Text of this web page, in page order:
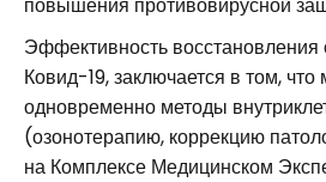
Эффективность восстановления
Ковид-19, заключается в том,
одновременно методы
(озонотерапию, коррекцию
на Комплексе Медицинском